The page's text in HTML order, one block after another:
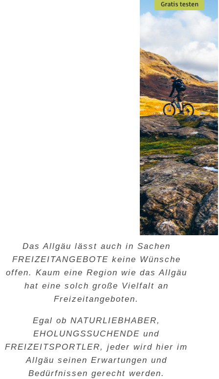
Das Allgäu lässt auch in Sachen
FREIZEITANGEBOTE keine Wünsche
offen. Kaum eine Region wie das Allgäu
hat eine solch große Vielfalt an
Freizeitangeboten.
Egal ob NATURLIEBHABER,
EHOLUNGSSUCHENDE und
FREIZEITSPORTLER, jeder wird hier im
Allgäu seinen Erwartungen und
Bedürfnissen gerecht werden.